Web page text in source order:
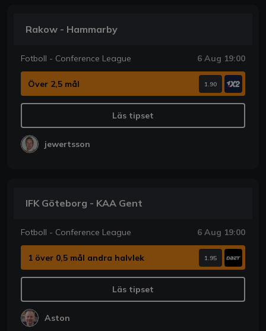
Rakow - Hammarby
Fotboll - Conference League 6 Aug 19:00
Över 2,5 mål 1.90
Läs tipset
jewertsson
IFK Göteborg - KAA Gent
Fotboll - Conference League 6 Aug 19:00
1 över 0,5 mål andra halvlek 1.95
Läs tipset
Aston